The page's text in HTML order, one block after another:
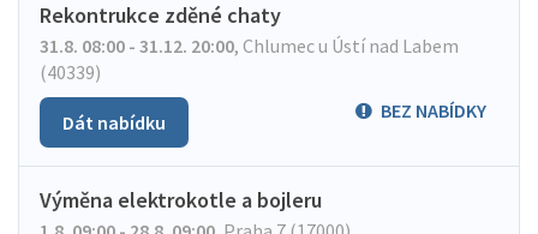
Rekontrukce zděné chaty
31.8. 08:00 - 31.12. 20:00, Chlumec u Ústí nad Labem
(40339)
BEZ NABÍDKY
Dát nabídku
Výměna elektrokotle a bojleru